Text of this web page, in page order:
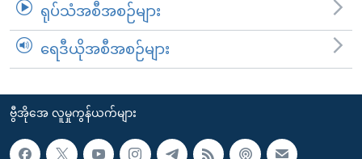
ရုပ်သံအစီအစဉ်များ
ရေဒီယိုအစီအစဉ်များ
ဗွီအိုအေ လူမှုကွန်ယက်များ